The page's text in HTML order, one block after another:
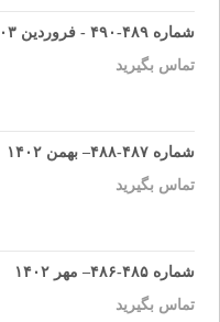
شماره ۴۸۹-۴۹۰ - فروردین ۱۴۰۳
تماس بگیرید
شماره ۴۸۷-۴۸۸– بهمن ۱۴۰۲
تماس بگیرید
شماره ۴۸۵-۴۸۶– مهر ۱۴۰۲
تماس بگیرید